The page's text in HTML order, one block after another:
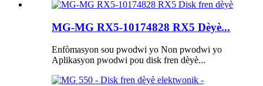
MG-MG RX5-10174828 RX5 Dèyè...
Enfòmasyon sou pwodwi yo Non pwodwi yo
Aplikasyon pwodwi pou disk fren dèyè...